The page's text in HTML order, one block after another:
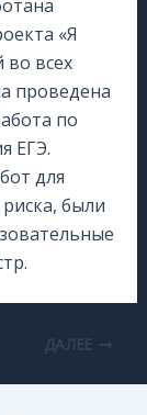
«Я
во всех
проведена
по
ЕГЭ.
для
были
ДАЛЕЕ